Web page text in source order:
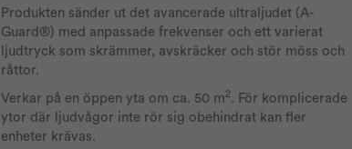
Produkten sänder ut det avancerade ultraljudet (A-
Guard®) med anpassade frekvenser och ett varierat
ljudtryck som skrämmer, avskräcker och stör möss och
råttor.
Verkar på en öppen yta om ca. 50 m2. För komplicerade
ytor där ljudvågor inte rör sig obehindrat kan fler
enheter krävas.